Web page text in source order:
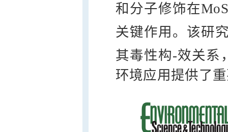
和分子修饰在
关键作用。该研
其毒性构-效关系
环境应用提供了